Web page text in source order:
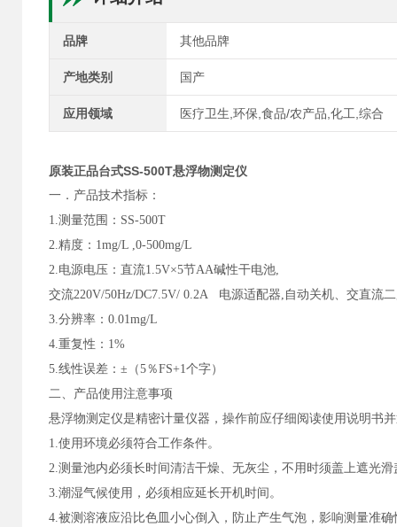
品牌 其他品牌
产地类别 国产
应用领域 医疗卫生,环保,食品/农产品,化工,综合
原装正品台式SS-500T悬浮物测定仪
一．产品技术指标：
1.测量范围：SS-500T
2.精度：1mg/L ,0-500mg/L
2.电源电压： 直流1.5V×5节AA碱性干电池,
交流220V/50Hz/DC7.5V/ 0.2A 电源适配器,自动关机、交直流
3.分辨率：0.01mg/L
4.重复性：1%
5.线性误差：±（5％FS+1个字）
二、产品使用注意事项
悬浮物测定仪是精密计量仪器，操作前应仔细阅读使用说明书
1.使用环境必须符合工作条件。
2.测量池内必须长时间清洁干燥、无灰尘，不用时须盖上遮光滑
3.潮湿气候使用，必须相应延长开机时间。
4.被测溶液应沿比色皿小心倒入，防止产生气泡，影响测量准确